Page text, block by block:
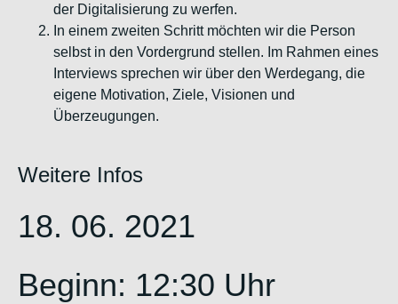
der Digitalisierung zu werfen.
In einem zweiten Schritt möchten wir die Person
selbst in den Vordergrund stellen. Im Rahmen eines
Interviews sprechen wir über den Werdegang, die
eigene Motivation, Ziele, Visionen und
Überzeugungen.
Weitere Infos
18. 06. 2021
Beginn: 12:30 Uhr